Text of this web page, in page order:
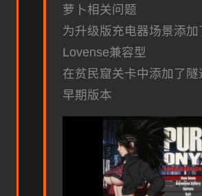
萝卜相关问题
为升级版充电器场景添加
Lovense兼容型
在贫民窟关卡中添加了隧
早期版本